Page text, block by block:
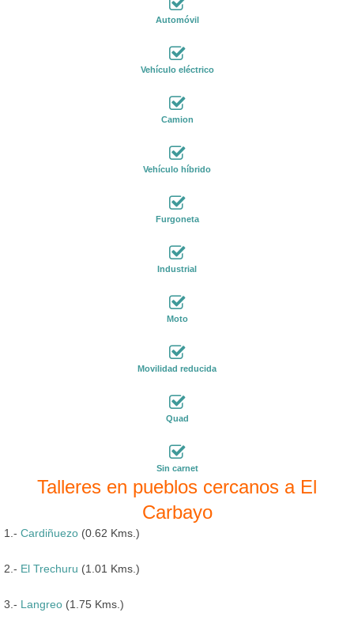
Automóvil
Vehículo eléctrico
Camion
Vehículo híbrido
Furgoneta
Industrial
Moto
Movilidad reducida
Quad
Sin carnet
Talleres en pueblos cercanos a El
Carbayo
1.- Cardiñuezo (0.62 Kms.)
2.- El Trechuru (1.01 Kms.)
3.- Langreo (1.75 Kms.)